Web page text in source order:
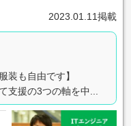
2023.01.11掲載
装も自由です】
支援の3つの軸を中...